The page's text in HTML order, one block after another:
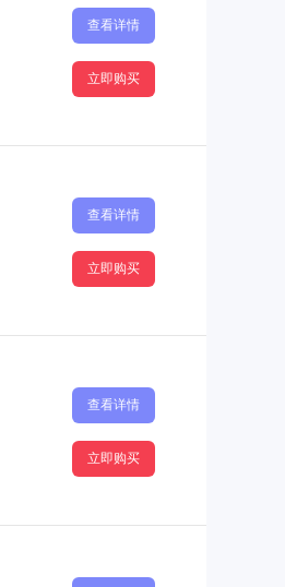
查看详情
立即购买
查看详情
立即购买
查看详情
立即购买